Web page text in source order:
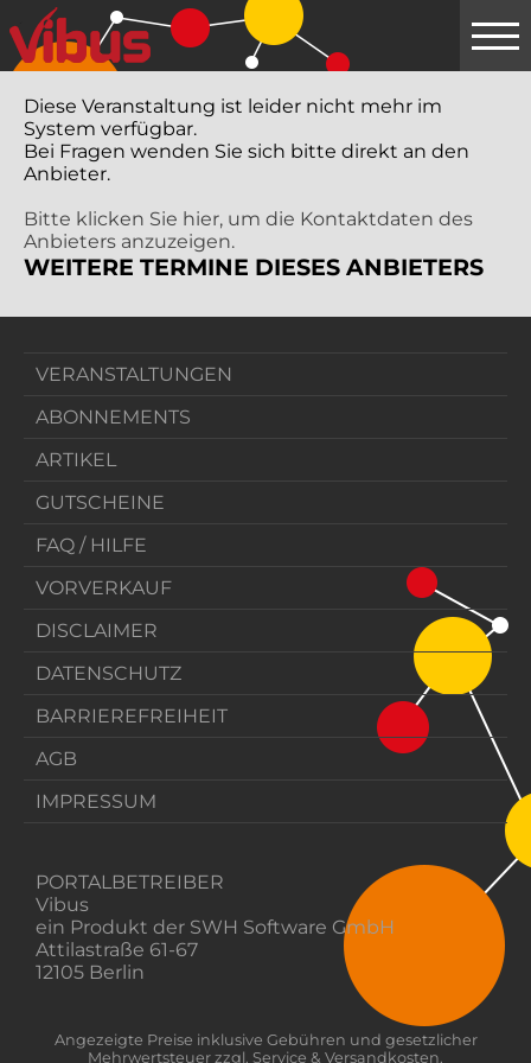
Springe
zum
Hauptinhalt
Diese Veranstaltung ist leider nicht mehr im
System verfügbar.
Bei Fragen wenden Sie sich bitte direkt an den
Anbieter.
Bitte klicken Sie hier, um die Kontaktdaten des
Anbieters anzuzeigen.
WEITERE TERMINE DIESES ANBIETERS
VERANSTALTUNGEN
ABONNEMENTS
ARTIKEL
GUTSCHEINE
FAQ / HILFE
VORVERKAUF
DISCLAIMER
DATENSCHUTZ
BARRIEREFREIHEIT
AGB
IMPRESSUM
PORTALBETREIBER
Vibus
ein Produkt der SWH Software GmbH
Attilastraße 61-67
12105 Berlin
Angezeigte Preise inklusive Gebühren und gesetzlicher
Mehrwertsteuer zzgl. Service & Versandkosten.